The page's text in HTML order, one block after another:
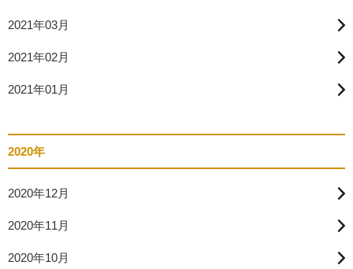
2021年03月
2021年02月
2021年01月
2020年
2020年12月
2020年11月
2020年10月